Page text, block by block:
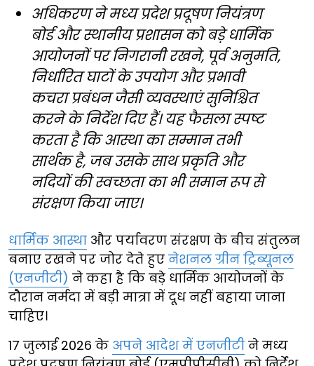
अधिकरण ने मध्य प्रदेश प्रदूषण नियंत्रण
बोर्ड और स्थानीय प्रशासन को बड़े धार्मिक
आयोजनों पर निगरानी रखने, पूर्व अनुमति,
निर्धारित घाटों के उपयोग और प्रभावी
कचरा प्रबंधन जैसी व्यवस्थाएं सुनिश्चित
करने के निर्देश दिए हैं। यह फैसला स्पष्ट
करता है कि आस्था का सम्मान तभी
सार्थक है, जब उसके साथ प्रकृति और
नदियों की स्वच्छता का भी समान रूप से
संरक्षण किया जाए।
धार्मिक आस्था और पर्यावरण संरक्षण के बीच संतुलन
बनाए रखने पर जोर देते हुए नेशनल ग्रीन ट्रिब्यूनल
(एनजीटी) ने कहा है कि बड़े धार्मिक आयोजनों के
दौरान नर्मदा में बड़ी मात्रा में दूध नहीं बहाया जाना
चाहिए।
17 जुलाई 2026 के अपने आदेश में एनजीटी ने मध्य